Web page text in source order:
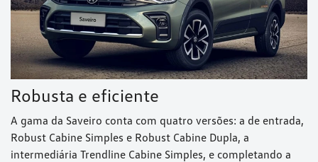
Robusta e eficiente
A gama da Saveiro conta com quatro versões: a de entrada,
Robust Cabine Simples e Robust Cabine Dupla, a
intermediária Trendline Cabine Simples, e completando a